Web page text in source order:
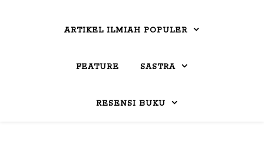
ARTIKEL ILMIAH POPULER
FEATURE SASTRA
RESENSI BUKU